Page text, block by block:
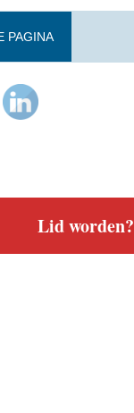
PAGINA
Lid worden?